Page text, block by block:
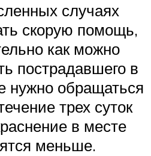
случаях
скорую помощь,
как можно
пострадавшего в
нужно обращаться
трех суток
в месте
меньше.